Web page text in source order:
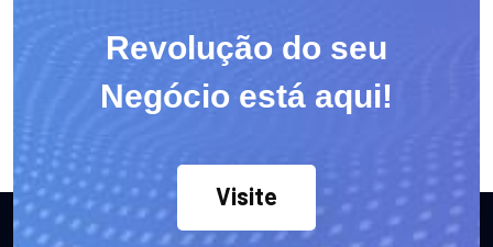
Revolução do seu
Negócio está aqui!
Visite